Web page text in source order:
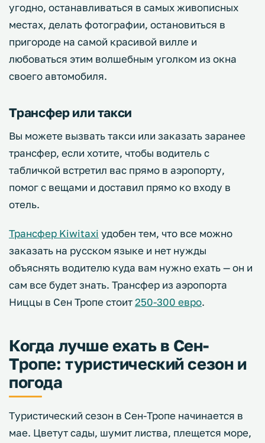
угодно, останавливаться в самых живописных
местах, делать фотографии, остановиться в
пригороде на самой красивой вилле и
любоваться этим волшебным уголком из окна
своего автомобиля.
Трансфер или такси
Вы можете вызвать такси или заказать заранее
трансфер, если хотите, чтобы водитель с
табличкой встретил вас прямо в аэропорту,
помог с вещами и доставил прямо ко входу в
отель.
Трансфер Kiwitaxi удобен тем, что все можно
заказать на русском языке и нет нужды
объяснять водителю куда вам нужно ехать — он и
сам все будет знать. Трансфер из аэропорта
Ниццы в Сен Тропе стоит250-300 евро.
Когда лучше ехать в Сен-
Тропе: туристический сезон и
погода
Туристический сезон в Сен-Тропе начинается в
мае. Цветут сады, шумит листва, плещется море,